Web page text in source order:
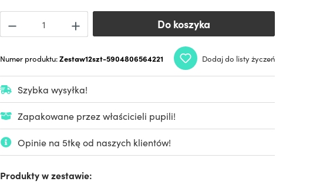
Do koszyka
Do koszyka
Numer produktu:Zestaw12szt-5904806564221 Dodaj do listy życzeń
Szybka wysyłka!
Zapakowane przez właścicieli pupili!
Opinie na 5tkę od naszych klientów!
Produkty w zestawie: